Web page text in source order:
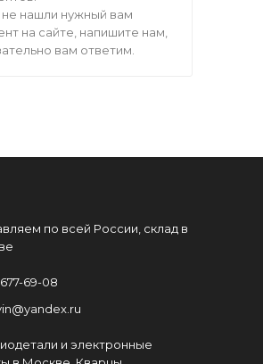
не нашли нужный вам
на сайте, напишите нам,
вам ответим.
по всей России, склад в
69-08
и электронные